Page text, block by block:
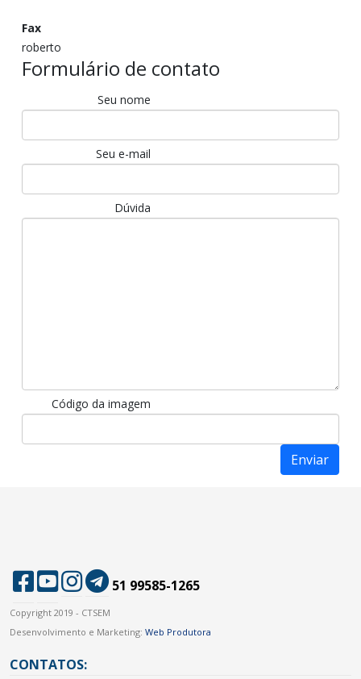
Fax
roberto
Formulário de contato
Seu nome
Seu e-mail
Dúvida
Código da imagem
51 99585-1265
Copyright 2019 - CTSEM
Desenvolvimento e Marketing: Web Produtora
CONTATOS: